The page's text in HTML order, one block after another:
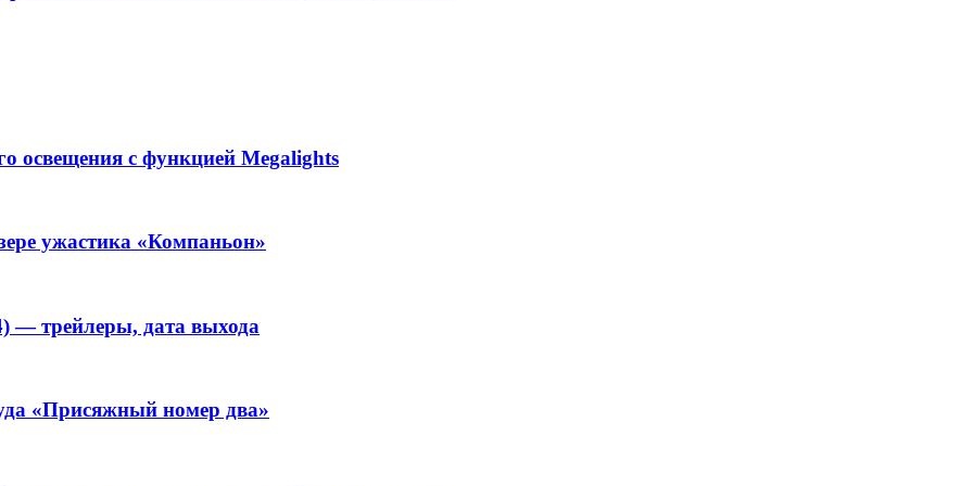
освещения с функцией Megalights
ужастика «Компаньон»
— трейлеры, дата выхода
«Присяжный номер два»